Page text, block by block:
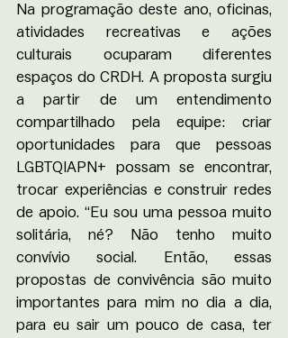
Na programação deste ano, oficinas,
atividades recreativas e ações
culturais ocuparam diferentes
espaços do CRDH. A proposta surgiu
a partir de um entendimento
compartilhado pela equipe: criar
oportunidades para que pessoas
LGBTQIAPN+ possam se encontrar,
trocar experiências e construir redes
de apoio. “Eu sou uma pessoa muito
solitária, né? Não tenho muito
convívio social. Então, essas
propostas de convivência são muito
importantes para mim no dia a dia,
para eu sair um pouco de casa, ter